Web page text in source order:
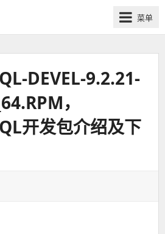
菜单
DEVEL-9.2.21-
，
开发包介绍及下